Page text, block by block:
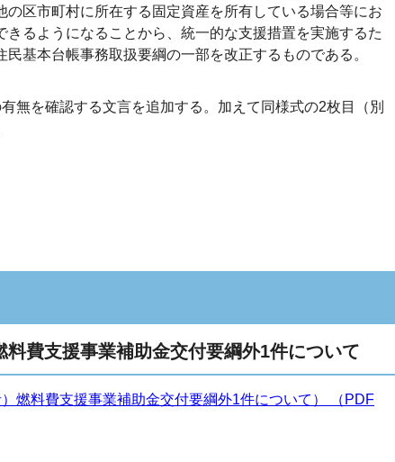
区市町村に所在する固定資産を所有している場合等にお
るようになることから、統一的な支援措置を実施するた
基本台帳事務取扱要綱の一部を改正するものである。
無を確認する文言を追加する。加えて同様式の2枚目（別
費支援事業補助金交付要綱外1件について
燃料費支援事業補助金交付要綱外1件について） （PDF